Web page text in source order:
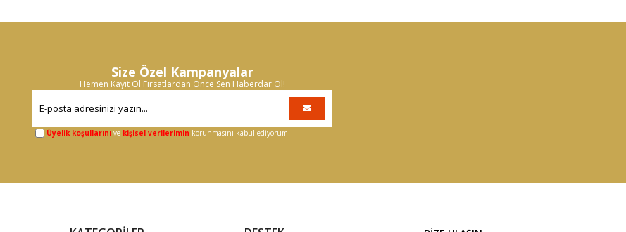
Size Özel Kampanyalar
Hemen Kayıt Ol Fırsatlardan Önce Sen Haberdar Ol!
Üyelik koşullarınıve kişisel verilerimin korunmasını kabul ediyorum.